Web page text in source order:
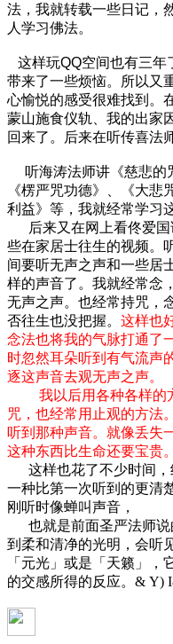
法，我就转载一些日记，
人学习佛法。
这样玩QQ空间也有三年
带来了一些烦恼。所以又
心愉悦的感受很难找到。
蒙山施食仪轨、我的出家
回来了。后来在听传喜法
听海涛法师讲《慈悲的
《楞严咒功德》、《大
利益》等，我就经常学习
后来又在网上看佟爱国
些在家居士往生的视频。
间要听无声之声和一些居
样的声音了。我就经常念
无声之声。也经常持咒，
否往生也没把握。 这样也
念法也将我的气脉打通了
时忽然耳朵听到有气流声
逐这声音去观无声之声。
我以后用各种各样的
咒，也经常用止观的方法
听到那种声音。就像丢失
这种东西比生命还要宝贵。
这样也花了不少时间，
一种比第一次听到的更清
刚听时像蝉叫声音，
也就是前面圣严法师说
到柔和清净的光明，会听
「元光」或是「天籁」
的交感所得的反应。 & Y)